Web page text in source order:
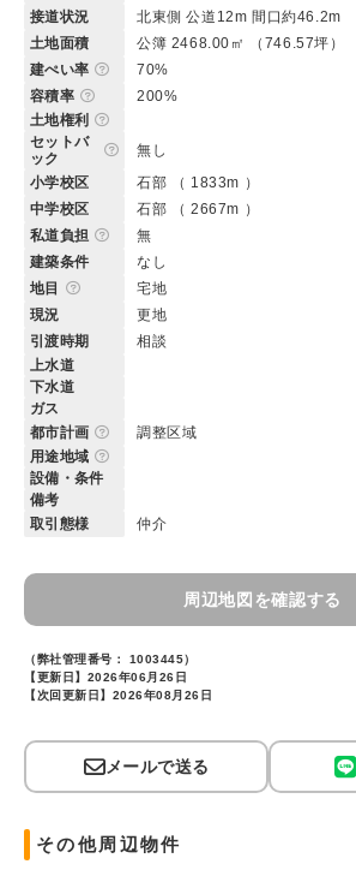
接道状況
北東側 公道12m 間口約46.2m
土地面積
公簿 2468.00㎡ （746.57坪）
建ぺい率
70%
容積率
200%
土地権利
セットバ
ック
無し
小学校区
石部 （ 1833m ）
中学校区
石部 （ 2667m ）
私道負担
無
建築条件
なし
地目
宅地
現況
更地
引渡時期
相談
上水道
下水道
ガス
都市計画
調整区域
用途地域
設備・条件
備考
取引態様
仲介
周辺地図を確認する
（弊社管理番号： 1003445）
【更新日】2026年06月26日
【次回更新日】2026年08月26日
メールで送る
その他周辺物件